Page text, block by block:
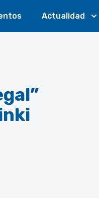
Actualidad